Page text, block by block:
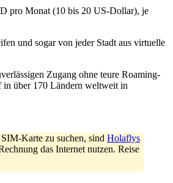
pro Monat (10 bis 20 US-Dollar), je
und sogar von jeder Stadt aus virtuelle
Zugang ohne teure Roaming-
in über 170 Ländern weltweit in
Karte zu suchen, sind Holaflys
das Internet nutzen. Reise